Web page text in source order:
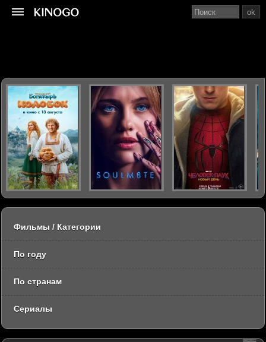
ok
Фильмы / Категории
По году
По странам
Сериалы